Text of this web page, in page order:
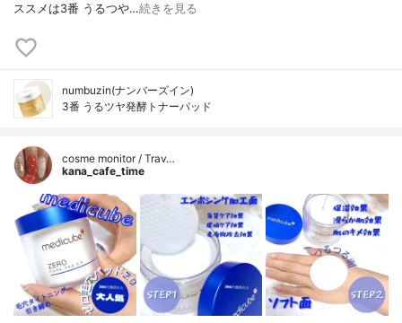
ススメは3番 うるつや…続きを見る
numbuzin(ナンバーズイン)
3番 うるツヤ発酵トナーパッド
cosme monitor / Trav…
kana_cafe_time